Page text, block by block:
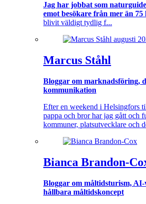
Jag har jobbat som
emot besökare från mer än 75
blivit väldigt tydlig f...
Marcus Ståhl
Bloggar om marknadsföring,
kommunikation
Efter en weekend i Helsingfors
pappa och bror har jag gått och
kommuner, platsutvecklare och
Bianca Brandon-
Bloggar om måltidsturism,
hållbara måltidskoncept